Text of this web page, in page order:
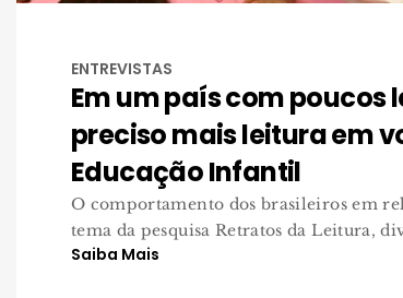
ENTREVISTAS
Em um país com poucos
preciso mais leitura em
Educação Infantil
O comportamento dos brasileiros em
tema da pesquisa Retratos da Leitura,
Saiba Mais